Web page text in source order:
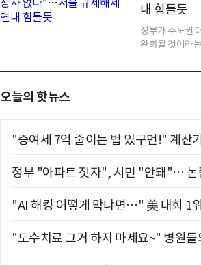
내 힘들듯
정부가 수도권
완화될 것이라
오늘의 핫뉴스
"증여세 7억 줄이는 법 있구먼!" 계산
정부 "아파트 짓자", 시민 "안돼"… 논
"AI 해킹 어떻게 막냐면…" 美 대회 1
"도수치료 그거 하지 마세요~" 병원